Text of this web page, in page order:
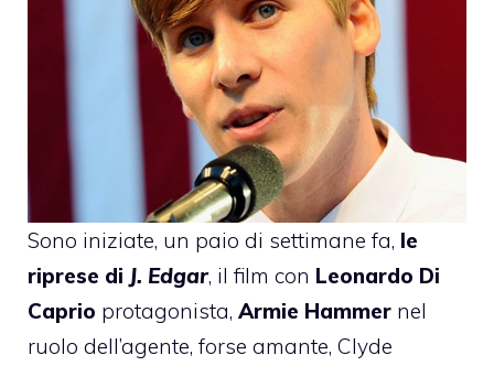
Sono iniziate, un paio di settimane fa, le
riprese di J. Edgar, il film con Leonardo Di
Caprio protagonista, Armie Hammer nel
ruolo dell’agente, forse amante, Clyde